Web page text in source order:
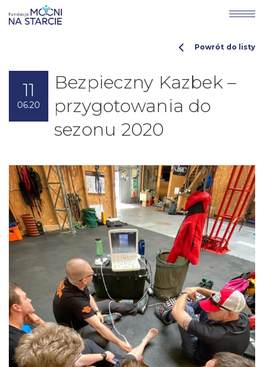
11
06.20
Bezpieczny Kazbek –
przygotowania do
sezonu 2020
Powrót do listy